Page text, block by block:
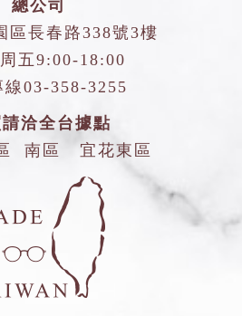
總公司
區長春路338號3樓
五9:00-18:00
線03-358-3255
洽全台據點
南區 宜花東區